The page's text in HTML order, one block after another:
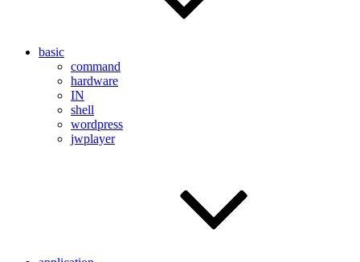
basic
command
hardware
IN
shell
wordpress
jwplayer